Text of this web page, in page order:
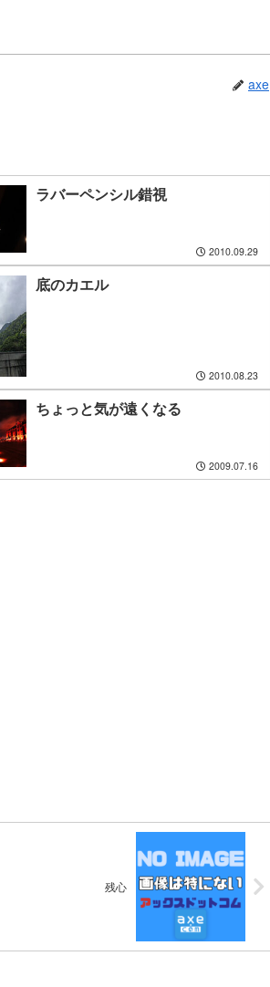
axe
ラバーペンシル錯視
2010.09.29
底のカエル
2010.08.23
ちょっと気が遠くなる
2009.07.16
残心